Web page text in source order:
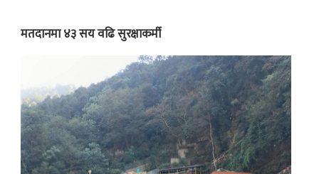
मतदानमा ४३ सय वढि सुरक्षाकर्मी